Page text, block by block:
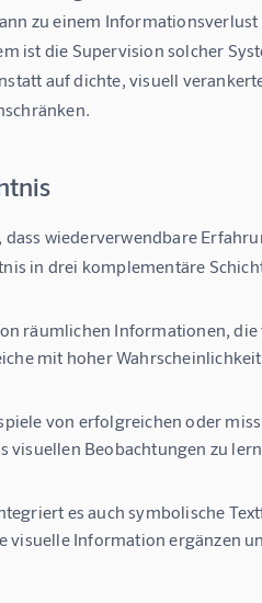
zu einem
ist die Supervision solcher
auf dichte, visuell
wiederverwendbare
in drei komplementäre
räumlichen Informationen, die
mit hoher
von erfolgreichen oder
visuellen Beobachtungen zu
es auch symbolische
Information ergänzen